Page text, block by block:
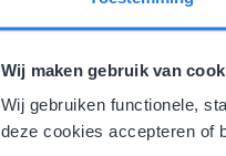
Wij maken gebruik van
Wij gebruiken functionele,
deze cookies accepteren of
Deze
Gezien